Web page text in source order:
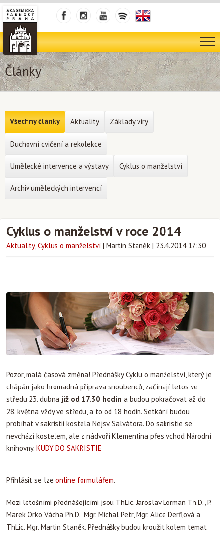
Články
Cyklus o manželství v roce 2014
Aktuality,Cyklus o manželství | Martin Staněk | 23.4.2014 17:30
Pozor, malá časová změna! Přednášky Cyklu o manželství, který je
chápán jako hromadná příprava snoubenců, začínají letos ve
středu 23. dubna již od 17.30 hodin a budou pokračovat až do
28. května vždy ve středu, a to od 18 hodin. Setkání budou
probíhat v sakristii kostela Nejsv. Salvátora. Do sakristie se
nevchází kostelem, ale z nádvoří Klementina přes vchod Národní
knihovny. KUDY DO SAKRISTIE
Přihlásit se lze online formulářem.
Mezi letošními přednášejícími jsou ThLic. Jaroslav Lorman Th.D., P.
Marek Orko Vácha Ph.D., Mgr. Michal Petr, Mgr. Alice Derflová a
ThLic. Mgr. Martin Staněk. Přednášky budou kroužit kolem témat
Všechny články Aktuality Základy víry
Duchovní cvičení a rekolekce
Umělecké intervence a výstavy Cyklus o manželství
Archiv uměleckých intervencí